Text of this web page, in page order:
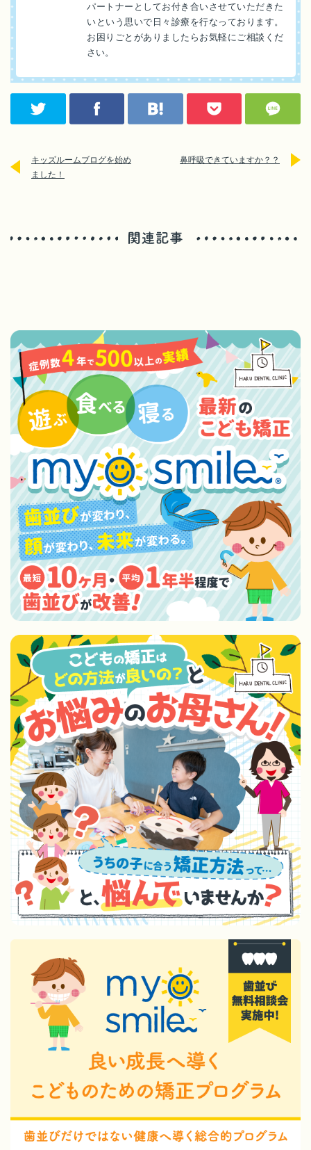
パートナーとしてお付き合いさせていただきた
いという思いで日々診療を行なっております。
お困りごとがありましたらお気軽にご相談くだ
さい。
キッズルームブログを始め
ました！
鼻呼吸できていますか？？